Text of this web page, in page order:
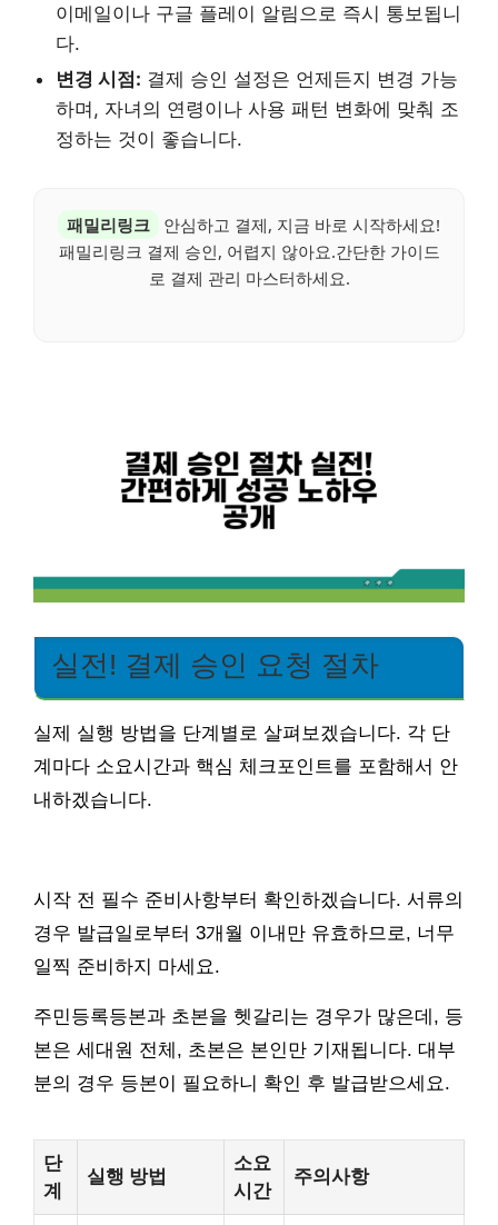
이메일이나 구글 플레이 알림으로 즉시 통보됩니
다.
변경 시점: 결제 승인 설정은 언제든지 변경 가능
하며, 자녀의 연령이나 사용 패턴 변화에 맞춰 조
정하는 것이 좋습니다.
패밀리링크
안심하고 결제, 지금 바로 시작하세요!
패밀리링크 결제 승인, 어렵지 않아요.간단한 가이드
로 결제 관리 마스터하세요.
실전! 결제 승인 요청 절차
실제 실행 방법을 단계별로 살펴보겠습니다. 각 단
계마다 소요시간과 핵심 체크포인트를 포함해서 안
내하겠습니다.
시작 전 필수 준비사항부터 확인하겠습니다. 서류의
경우 발급일로부터 3개월 이내만 유효하므로, 너무
일찍 준비하지 마세요.
주민등록등본과 초본을 헷갈리는 경우가 많은데, 등
본은 세대원 전체, 초본은 본인만 기재됩니다. 대부
분의 경우 등본이 필요하니 확인 후 발급받으세요.
단
계
실행 방법
소요
시간
주의사항